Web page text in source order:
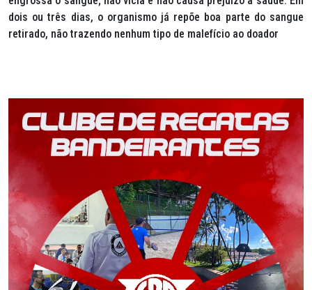
dois ou três dias, o organismo já repõe boa parte do sangue
retirado, não trazendo nenhum tipo de malefício ao doador